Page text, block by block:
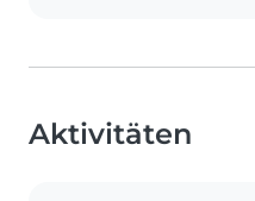
Aktivitäten